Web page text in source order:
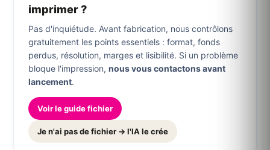
imprimer ?
Pas d'inquiétude. Avant fabrication, nous contrôlons
gratuitement les points essentiels : format, fonds
perdus, résolution, marges et lisibilité. Si un problème
bloque l'impression, nous vous contactons avant
lancement.
Voir le guide fichier
Je n'ai pas de fichier → l'IA le crée